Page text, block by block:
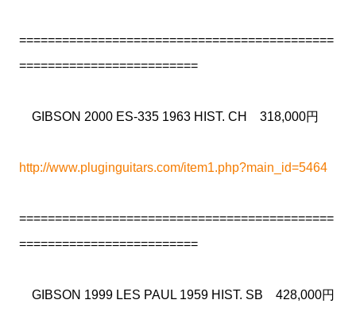
============================================
=========================
GIBSON 2000 ES-335 1963 HIST. CH 318,000円
http://www.pluginguitars.com/item1.php?main_id=5464
============================================
=========================
GIBSON 1999 LES PAUL 1959 HIST. SB 428,000円